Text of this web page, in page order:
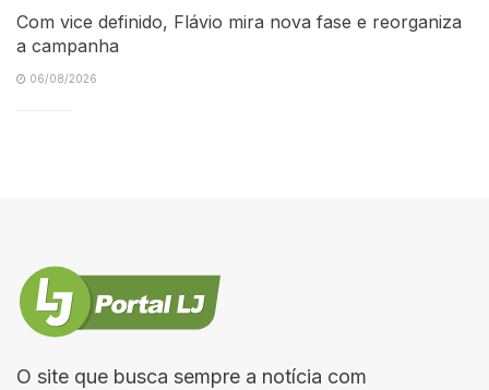
Com vice definido, Flávio mira nova fase e reorganiza
a campanha
06/08/2026
O site que busca sempre a notícia com